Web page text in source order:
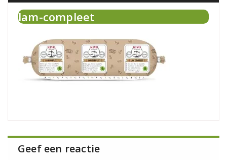
lam-compleet
Geef een reactie